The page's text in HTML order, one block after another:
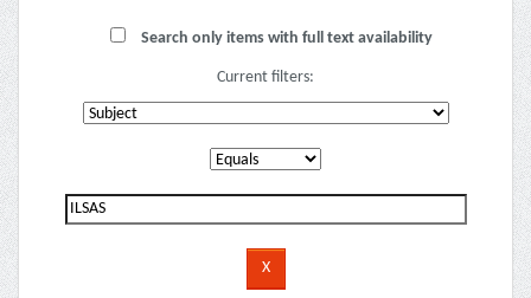
Search only items with full text availability
Current filters: